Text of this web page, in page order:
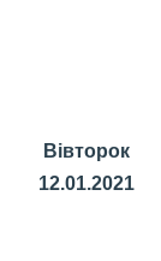
Вівторок
12.01.2021